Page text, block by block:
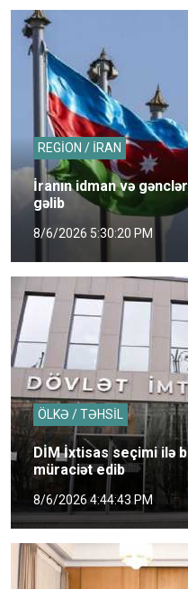
REGİON / İRAN
İranın idman və
gəlib
8/6/2026 5:30:20 PM
ÖLKƏ / TƏHSİL
DİM İxtisas seçimi ilə
müraciət edib
8/6/2026 4:44:43 PM